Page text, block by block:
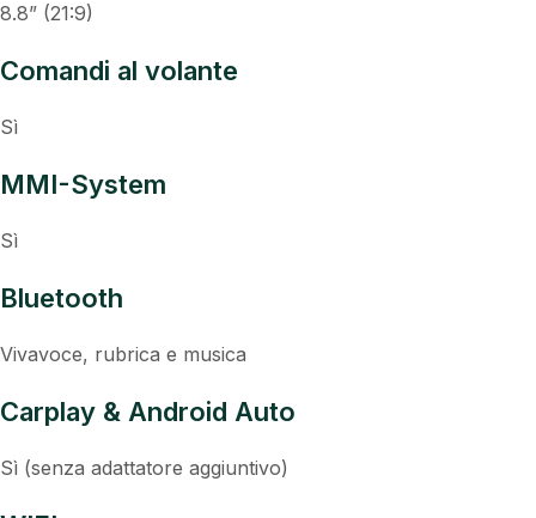
8.8” (21:9)
Comandi al volante
Sì
MMI-System
Sì
Bluetooth
Vivavoce, rubrica e musica
Carplay & Android Auto
Sì (senza adattatore aggiuntivo)